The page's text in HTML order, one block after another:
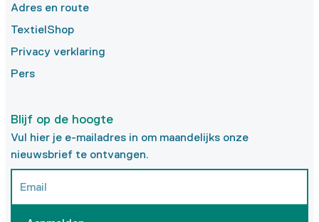
Adres en route
TextielShop
Privacy verklaring
Pers
Blijf op de hoogte
Vul hier je e-mailadres in om maandelijks onze
nieuwsbrief te ontvangen.